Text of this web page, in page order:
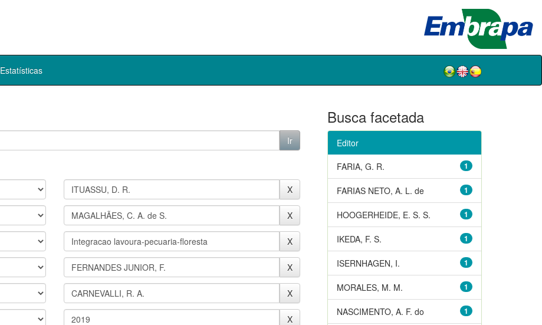
Estatísticas
Busca facetada
Editor
1
FARIA, G. R.
1
FARIAS NETO, A. L. de
1
HOOGERHEIDE, E. S. S.
1
IKEDA, F. S.
1
ISERNHAGEN, I.
1
MORALES, M. M.
1
NASCIMENTO, A. F. do